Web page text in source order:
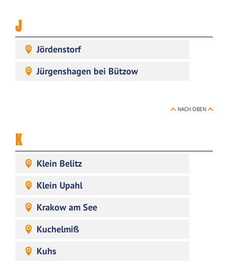
J
Jördenstorf
Jürgenshagen bei Bützow
NACH OBEN
K
Klein Belitz
Klein Upahl
Krakow am See
Kuchelmiß
Kuhs